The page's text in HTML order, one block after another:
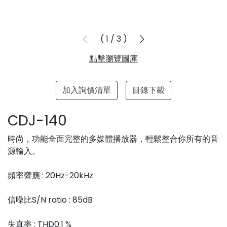
1 / 3
點擊瀏覽圖庫
加入詢價清單 目錄下載
CDJ-140
時尚，功能全面完整的多媒體播放器，輕鬆整合你所有的音
源輸入。
頻率響應 : 20Hz-20kHz
信噪比S/N ratio : 85dB
失真率 : THD0.1 %